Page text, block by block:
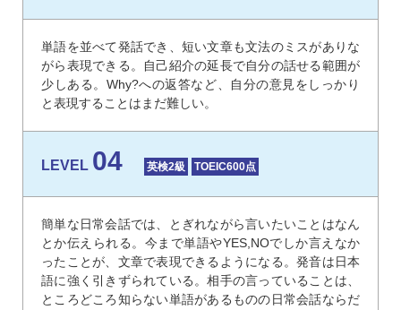
単語を並べて発話でき、短い文章も文法のミスがありな
がら表現できる。自己紹介の延長で自分の話せる範囲が
少しある。Why?への返答など、自分の意見をしっかり
と表現することはまだ難しい。
LEVEL 04 英検2級 TOEIC600点
簡単な日常会話では、とぎれながら言いたいことはなん
とか伝えられる。今まで単語やYES,NOでしか言えなか
ったことが、文章で表現できるようになる。発音は日本
語に強く引きずられている。相手の言っていることは、
ところどころ知らない単語があるものの日常会話ならだ